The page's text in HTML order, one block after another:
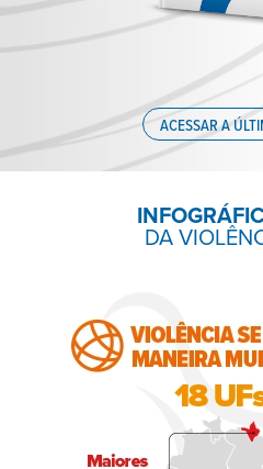
ACESSAR A
DA